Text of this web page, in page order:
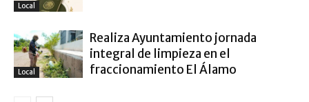
Local
Local
Realiza Ayuntamiento jornada
integral de limpieza en el
fraccionamiento El Álamo